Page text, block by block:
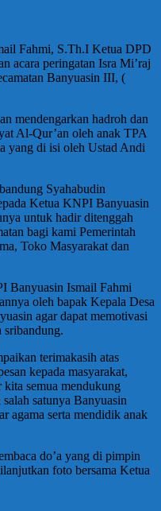
Fahmi, S.Th.I Ketua DPD
acara peringatan Isra Mi’raj
Banyuasin III, (
mendengarkan hadroh dan
Al-Qur’an oleh anak TPA
yang di isi oleh Ustad Andi
Syahabudin
Ketua KNPI Banyuasin
untuk hadir ditenggah
bagi kami Pemerintah
Toko Masyarakat dan
Banyuasin Ismail Fahmi
oleh bapak Kepala Desa
agar dapat memotivasi
sribandung.
terimakasih atas
kepada masyarakat,
kita semua mendukung
satunya Banyuasin
agama serta mendidik anak
do’a yang di pimpin
foto bersama Ketua